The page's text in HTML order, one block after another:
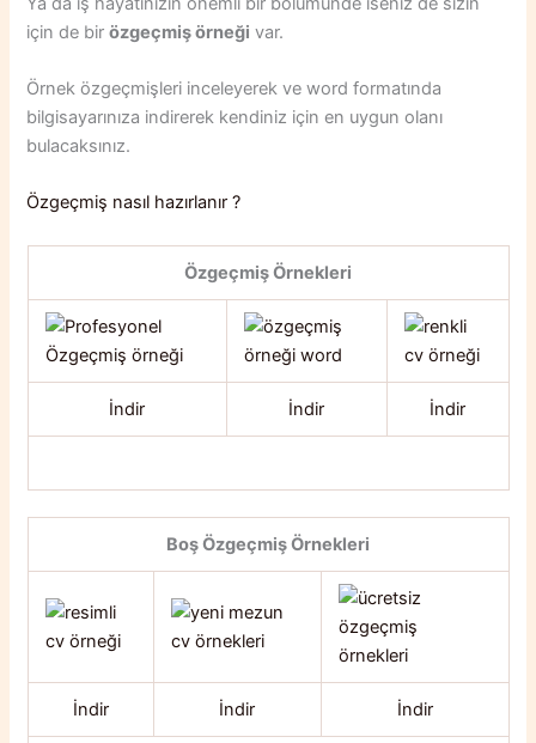
için de birözgeçmiş örneği var.
Örnek özgeçmişleri inceleyerek ve word formatında
bilgisayarınıza indirerek kendiniz için en uygun olanı
bulacaksınız.
Özgeçmiş nasıl hazırlanır ?
Özgeçmiş Örnekleri
İndir İndir İndir
Boş Özgeçmiş Örnekleri
İndir İndir İndir